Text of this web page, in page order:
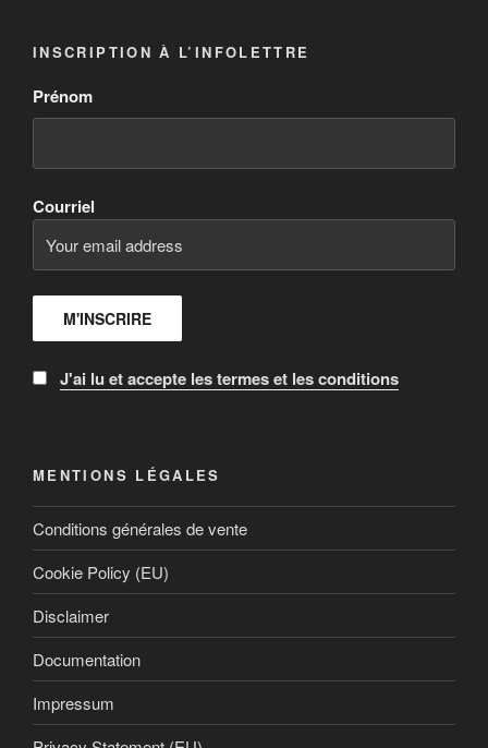
INSCRIPTION À L’INFOLETTRE
Prénom
Courriel
J'ai lu et accepte les termes et les conditions
MENTIONS LÉGALES
Conditions générales de vente
Cookie Policy (EU)
Disclaimer
Documentation
Impressum